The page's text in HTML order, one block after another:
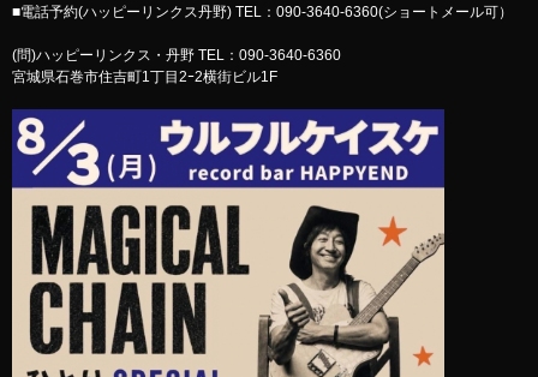
■電話予約(ハッピーリンクス丹野) TEL：090-3640-6360(ショートメール可）
(問)ハッピーリンクス・丹野 TEL：090-3640-6360
宮城県石巻市住吉町1丁目2ｰ2横街ビル1F